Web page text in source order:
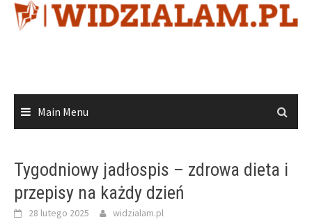
Skip
Main Menu
Tygodniowy jadłospis – zdrowa dieta i
przepisy na każdy dzień
28 lutego 2025 widzialam.pl